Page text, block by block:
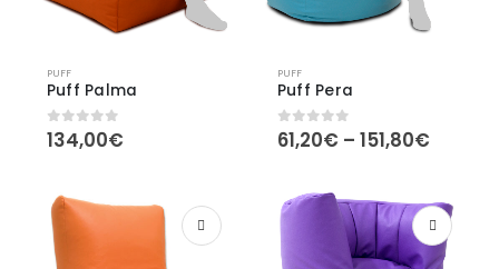
PUFF
Puff Palma
0out of 5
134,00€
PUFF
Puff Pera
0out of 5
61,20€ – 151,80€Price
151,80€